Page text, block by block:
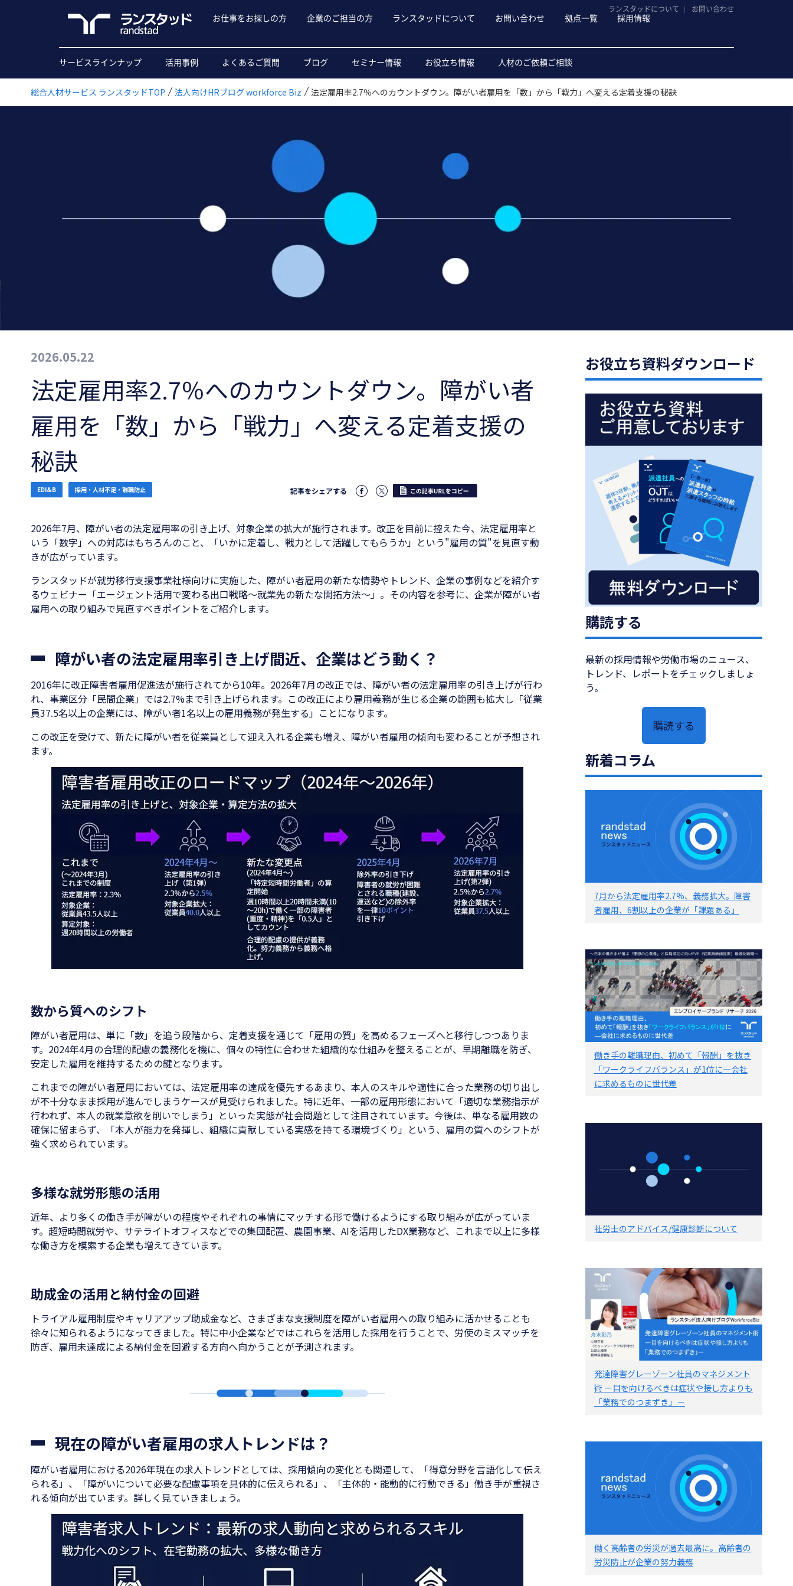
お仕事をお探しの方 企業のご担当の方 ランスタッドについて お問い合わせ 拠点一覧 採用情報
ランスタッドについて お問い合わせ
サービスラインナップ 活用事例 よくあるご質問 ブログ セミナー情報 お役立ち情報 人材のご依頼ご相談
総合人材サービス ランスタッドTOP 法人向けHRブログ workforce Biz 法定雇用率2.7％へのカウントダウン。障がい者雇用を「数」から「戦力」へ変える定着支援の秘訣
2026.05.22
法定雇用率2.7％へのカウントダウン。障がい者
雇用を「数」から「戦力」へ変える定着支援の
秘訣
EDI&B 採用・人材不足・離職防止 記事をシェアする
2026年7月、障がい者の法定雇用率の引き上げ、対象企業の拡大が施行されます。改正を目前に控えた今、法定雇用率と
いう「数字」への対応はもちろんのこと、「いかに定着し、戦力として活躍してもらうか」という"雇用の質"を見直す動
きが広がっています。
ランスタッドが就労移行支援事業社様向けに実施した、障がい者雇用の新たな情勢やトレンド、企業の事例などを紹介す
るウェビナー「エージェント活用で変わる出口戦略～就業先の新たな開拓方法～」。その内容を参考に、企業が障がい者
雇用への取り組みで見直すべきポイントをご紹介します。
障がい者の法定雇用率引き上げ間近、企業はどう動く？
2016年に改正障害者雇用促進法が施行されてから10年。2026年7月の改正では、障がい者の法定雇用率の引き上げが行わ
れ、事業区分「民間企業」では2.7%まで引き上げられます。この改正により雇用義務が生じる企業の範囲も拡大し「従業
員37.5名以上の企業には、障がい者1名以上の雇用義務が発生する」ことになります。
この改正を受けて、新たに障がい者を従業員として迎え入れる企業も増え、障がい者雇用の傾向も変わることが予想され
ます。
数から質へのシフト
障がい者雇用は、単に「数」を追う段階から、定着支援を通じて「雇用の質」を高めるフェーズへと移行しつつありま
す。2024年4月の合理的配慮の義務化を機に、個々の特性に合わせた組織的な仕組みを整えることが、早期離職を防ぎ、
安定した雇用を維持するための鍵となります。
これまでの障がい者雇用においては、法定雇用率の達成を優先するあまり、本人のスキルや適性に合った業務の切り出し
が不十分なまま採用が進んでしまうケースが見受けられました。特に近年、一部の雇用形態において「適切な業務指示が
行われず、本人の就業意欲を削いでしまう」といった実態が社会問題として注目されています。今後は、単なる雇用数の
確保に留まらず、「本人が能力を発揮し、組織に貢献している実感を持てる環境づくり」という、雇用の質へのシフトが
強く求められています。
多様な就労形態の活用
近年、より多くの働き手が障がいの程度やそれぞれの事情にマッチする形で働けるようにする取り組みが広がっていま
す。超短時間就労や、サテライトオフィスなどでの集団配置、農園事業、AIを活用したDX業務など、これまで以上に多様
な働き方を模索する企業も増えてきています。
助成金の活用と納付金の回避
トライアル雇用制度やキャリアアップ助成金など、さまざまな支援制度を障がい者雇用への取り組みに活かせることも
徐々に知られるようになってきました。特に中小企業などではこれらを活用した採用を行うことで、労使のミスマッチを
防ぎ、雇用未達成による納付金を回避する方向へ向かうことが予測されます。
現在の障がい者雇用の求人トレンドは？
障がい者雇用における2026年現在の求人トレンドとしては、採用傾向の変化とも関連して、「得意分野を言語化して伝え
られる」、「障がいについて必要な配慮事項を具体的に伝えられる」、「主体的・能動的に行動できる」働き手が重視さ
れる傾向が出ています。詳しく見ていきましょう。
お役立ち資料ダウンロード
購読する
最新の採用情報や労働市場のニュース、
トレンド、レポートをチェックしましょ
う。
購読する
新着コラム
7月から法定雇用率2.7%、義務拡大。障害
者雇用、6割以上の企業が「課題ある」
働き手の離職理由、初めて「報酬」を抜き
「ワークライフバランス」が1位に―会社
に求めるものに世代差
社労士のアドバイス/健康診断について
発達障害グレーゾーン社員のマネジメント
術 ー目を向けるべきは症状や接し方よりも
「業務でのつまずき」－
働く高齢者の労災が過去最高に。高齢者の
労災防止が企業の努力義務